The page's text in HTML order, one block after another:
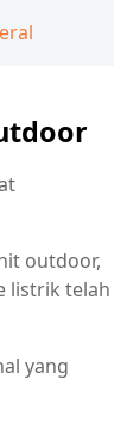
outdoor,
listrik telah
yang